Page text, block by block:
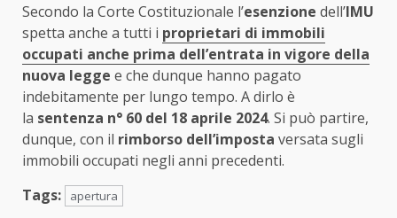
Secondo la Corte Costituzionale l’esenzione dell’IMU
spetta anche a tutti i proprietari di immobili
occupati anche prima dell’entrata in vigore della
nuova legge e che dunque hanno pagato
indebitamente per lungo tempo. A dirlo è
la sentenza n° 60 del 18 aprile 2024. Si può partire,
dunque, con il rimborso dell’imposta versata sugli
immobili occupati negli anni precedenti.
Tags:
apertura